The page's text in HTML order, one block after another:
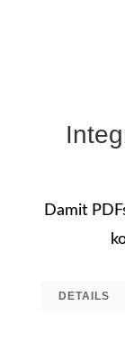
Damit
DETAILS